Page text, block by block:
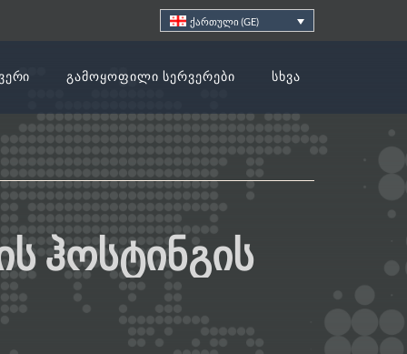
ქართული (GE)
ᲒᲐᲛᲝᲧᲝᲤᲘᲚᲘ ᲡᲔᲠᲕᲔᲠᲔᲑᲘ ᲡᲮᲕᲐ
ᲰᲝᲡᲢᲘᲜᲒᲘᲡ